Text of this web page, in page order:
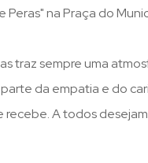
Peras" na Praça do
traz sempre uma
da empatia e do
recebe. Atodos